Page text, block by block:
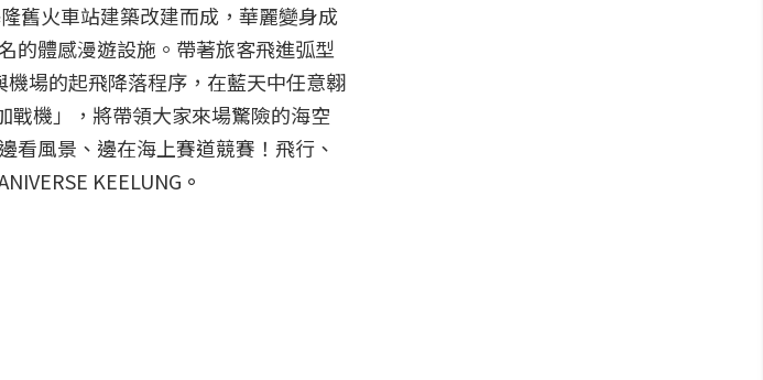
舊火車站建築改建而成，華麗變身成
的體感漫遊設施。帶著旅客飛進弧型
場的起飛降落程序，在藍天中任意翱
戰機」，將帶領大家來場驚險的海空
看風景、邊在海上賽道競賽！飛行、
KEELUNG 。